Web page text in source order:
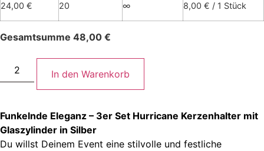
24,00 € 20 ∞ 8,00 € / 1 Stück
Gesamtsumme 48,00 €
In den Warenkorb
Funkelnde Eleganz – 3er Set Hurricane Kerzenhalter mit
Glaszylinder in Silber
Du willst Deinem Event eine stilvolle und festliche